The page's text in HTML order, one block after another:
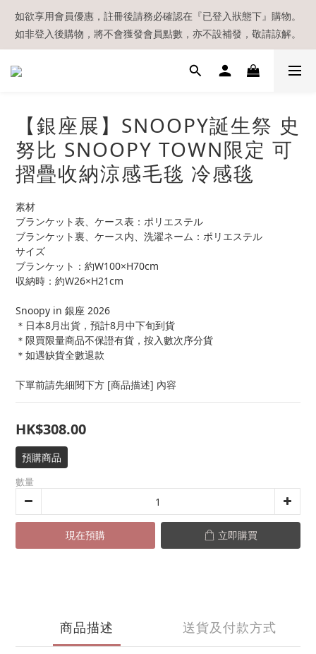
【現貨區】內款式均為在港現貨，現貨區以外的所有貨品都需要訂
貨喔！
如欲享用會員優惠，註冊後請務必確認在『已登入狀態下』購物。
如非登入後購物，將不會獲發會員點數，亦不設補發，敬請諒解。
溫馨提示：所有順豐快遞／本地及國際郵遞寄出後，本店只會以電
【現貨區】內款式均為在港現貨，現貨區以外的所有貨品都需要訂
貨喔！
【銀座展】SNOOPY誕生祭 史
努比 SNOOPY TOWN限定 可
摺疊收納涼感毛毯 冷感毯
素材
ブランケット表、ケース表：ポリエステル
ブランケット裏、ケース内、洗濯ネーム：ポリエステル
サイズ
ブランケット：約W100×H70cm
収納時：約W26×H21cm
Snoopy in 銀座 2026
＊日本8月出貨，預計8月中下旬到貨
＊限買限量商品不保證有貨，按入數次序分貨
＊如遇缺貨全數退款
下單前請先細閱下方 [商品描述] 內容
HK$308.00
預購商品
數量
現在預購 立即購買
商品描述 送貨及付款方式